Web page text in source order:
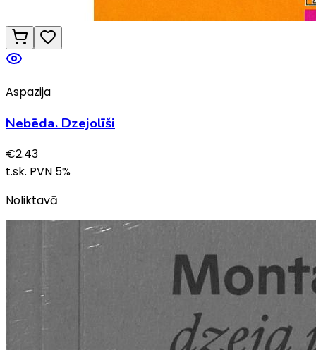
Aspazija
Nebēda. Dzejolīši
€2.43
t.sk. PVN 5%
Noliktavā